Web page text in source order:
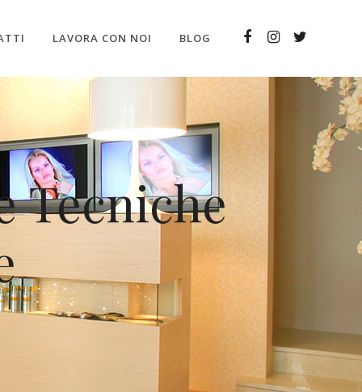
LAVORA CON NOI BLOG
Tecniche